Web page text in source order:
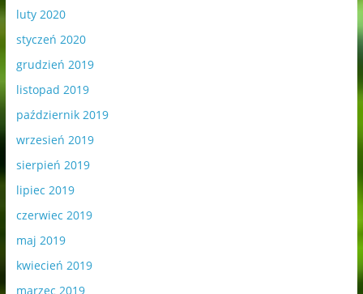
luty 2020
styczeń 2020
grudzień 2019
listopad 2019
październik 2019
wrzesień 2019
sierpień 2019
lipiec 2019
czerwiec 2019
maj 2019
kwiecień 2019
marzec 2019